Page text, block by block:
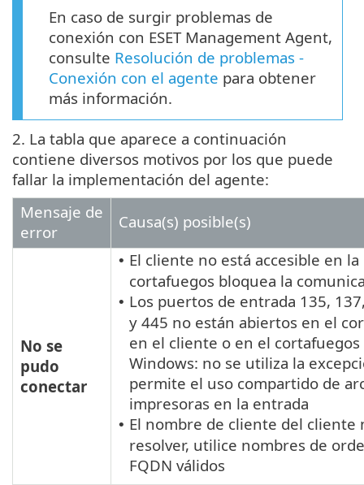
En caso de surgir problemas de
conexión con ESET Management Agent,
consulte Resolución de problemas -
Conexión con el agente para obtener
más información.
2. La tabla que aparece a continuación
contiene diversos motivos por los que puede
fallar la implementación del agente:
Mensaje de
error
Causa(s) posible(s)
No se
pudo
conectar
• El cliente no está accesible en
cortafuegos bloquea la
• Los puertos de entrada 135,
y 445 no están abiertos en el
en el cliente o en el cortafuegos
Windows: no se utiliza la
permite el uso compartido de
impresoras en la entrada
• El nombre de cliente del cliente
resolver, utilice nombres de
FQDN válidos